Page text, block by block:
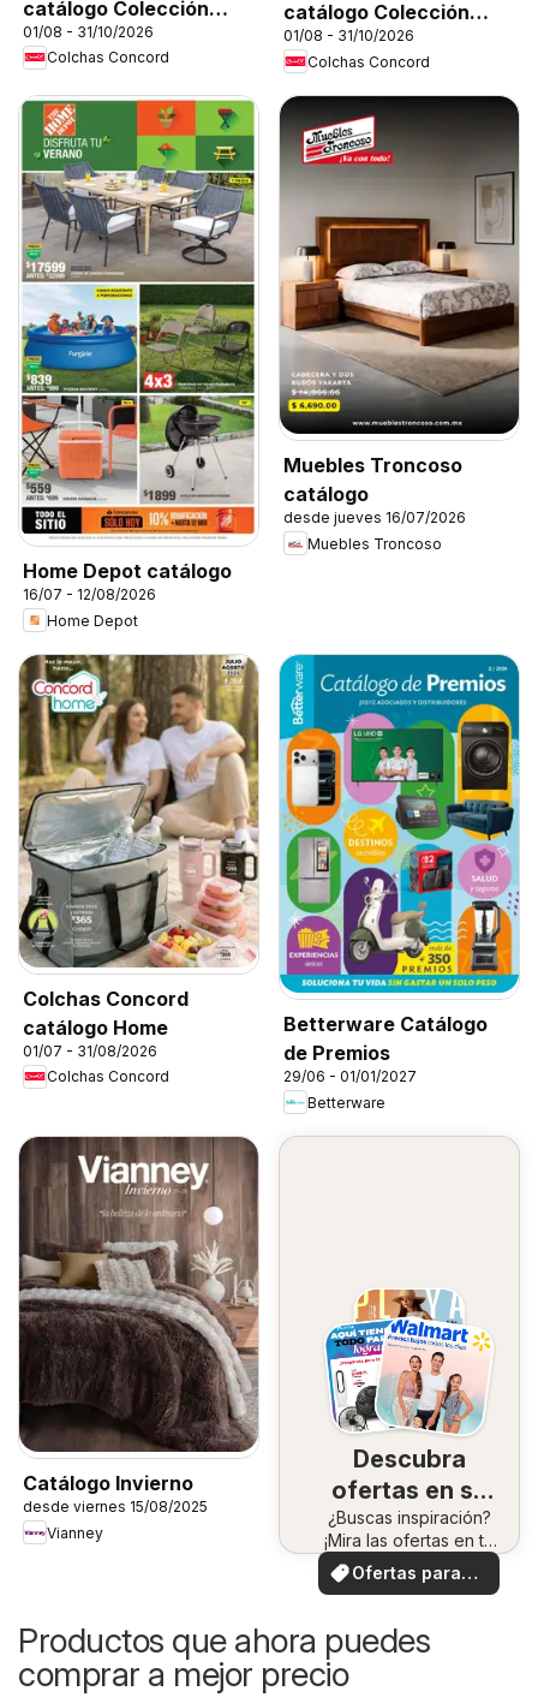
catálogo Colección
Infantil
01/08 - 31/10/2026
Colchas Concord
catálogo Colección
Cobertor
01/08 - 31/10/2026
Colchas Concord
Home Depot catálogo
16/07 - 12/08/2026
Home Depot
Muebles Troncoso
catálogo
desde jueves 16/07/2026
Muebles Troncoso
Colchas Concord
catálogo Home
01/07 - 31/08/2026
Colchas Concord
Betterware Catálogo
de Premios
29/06 - 01/01/2027
Betterware
Catálogo Invierno
desde viernes 15/08/2025
Vianney
Descubra
ofertas en su
zona
¿Buscas inspiración?
¡Mira las ofertas en tu
zona!
Ofertas para
usted
Productos que ahora puedes
comprar a mejor precio